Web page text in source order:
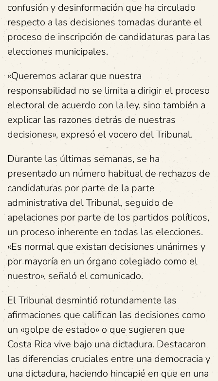
confusión y desinformación que ha circulado
respecto a las decisiones tomadas durante el
proceso de inscripción de candidaturas para las
elecciones municipales.
«Queremos aclarar que nuestra
responsabilidad no se limita a dirigir el proceso
electoral de acuerdo con la ley, sino también a
explicar las razones detrás de nuestras
decisiones», expresó el vocero del Tribunal.
Durante las últimas semanas, se ha
presentado un número habitual de rechazos de
candidaturas por parte de la parte
administrativa del Tribunal, seguido de
apelaciones por parte de los partidos políticos,
un proceso inherente en todas las elecciones.
«Es normal que existan decisiones unánimes y
por mayoría en un órgano colegiado como el
nuestro», señaló el comunicado.
El Tribunal desmintió rotundamente las
afirmaciones que califican las decisiones como
un «golpe de estado» o que sugieren que
Costa Rica vive bajo una dictadura. Destacaron
las diferencias cruciales entre una democracia y
una dictadura, haciendo hincapié en que en una